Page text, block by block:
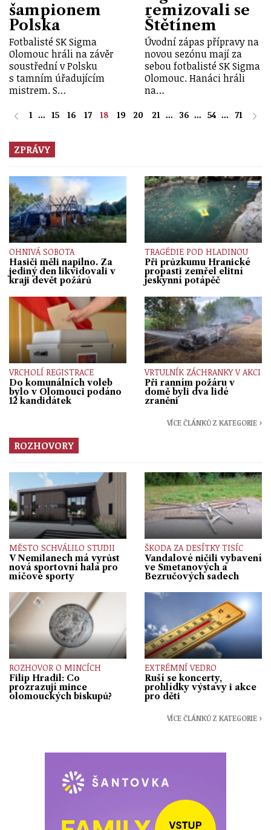
šampionem
Polska
Fotbalisté SK Sigma
Olomouc hráli na závěr
soustřední v Polsku
s tamním úřadujícím
mistrem. S…
remizovali se
Štětínem
Úvodní zápas přípravy na
novou sezónu mají za
sebou fotbalisté SK Sigma
Olomouc. Hanáci hráli
na…
1 ... 15 16 17 18 19 20 21 ... 36 ... 54 ... 71
ZPRÁVY
OHNIVÁ SOBOTA
Hasiči měli napilno. Za
jediný den likvidovali v
kraji devět požárů
TRAGÉDIE POD HLADINOU
Při průzkumu Hranické
propasti zemřel elitní
jeskynní potápěč
VRCHOLÍ REGISTRACE
Do komunálních voleb
bylo v Olomouci podáno
12 kandidátek
VRTULNÍK ZÁCHRANKY V AKCI
Při ranním požáru v
domě byli dva lidé
zraněni
VÍCE ČLÁNKŮ Z KATEGORIE ›
ROZHOVORY
MĚSTO SCHVÁLILO STUDII
V Nemilanech má vyrůst
nová sportovní hala pro
míčové sporty
ŠKODA ZA DESÍTKY TISÍC
Vandalové ničili vybavení
ve Smetanových a
Bezručových sadech
ROZHOVOR O MINCÍCH
Filip Hradil: Co
prozrazují mince
olomouckých biskupů?
EXTRÉMNÍ VEDRO
Ruší se koncerty,
prohlídky výstavy i akce
pro děti
VÍCE ČLÁNKŮ Z KATEGORIE ›